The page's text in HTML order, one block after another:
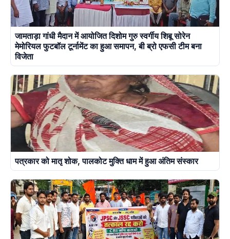
जामताड़ा गांधी मैदान में आयोजित दिशोम गुरु स्वर्गीय शिबू सोरेन
मेमोरियल फुटबॉल टूर्नामेंट का हुआ समापन, बी ब्रो एफसी टीम बना
विजेता
पत्रकार को मातृ शोक, पालकोट मुक्ति धाम में हुआ अंतिम संस्कार